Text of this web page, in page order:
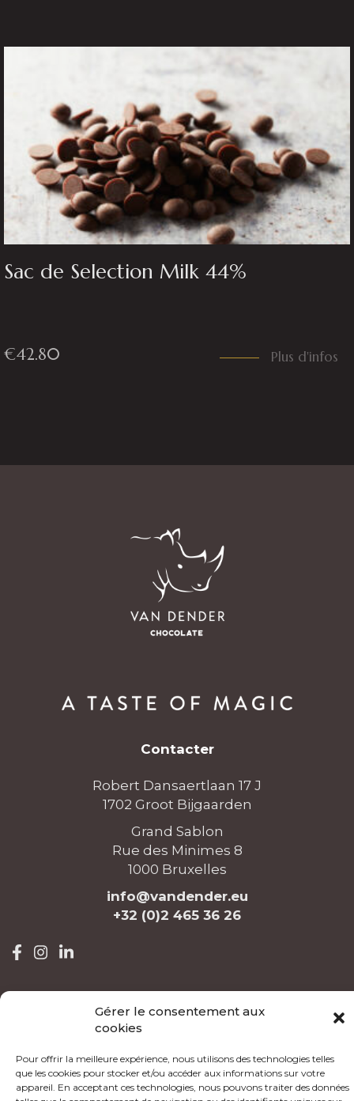
Gérer le consentement aux
cookies
Pour offrir la meilleure expérience, nous utilisons des technologies telles
que les cookies pour stocker et/ou accéder aux informations sur votre
appareil. En acceptant ces technologies, nous pouvons traiter des données
Sac de Selection Milk 44%
€42.80 Plus d'infos
Contacter
Robert Dansaertlaan 17 J
1702 Groot Bijgaarden
Grand Sablon
Rue des Minimes 8
1000 Bruxelles
info@vandender.eu
+32 (0)2 465 36 26
Lundi - Vendredi